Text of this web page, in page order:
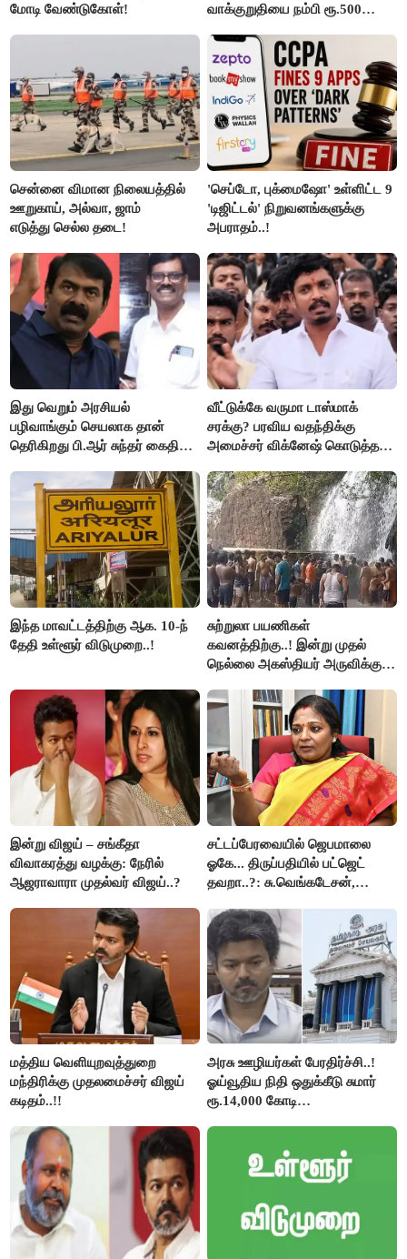
மோடி வேண்டுகோள்!
வாக்குறுதியை நம்பி ரூ.500
மக்கள்!
சென்னை விமான நிலையத்தில்
ஊறுகாய், அல்வா, ஜாம்
எடுத்து செல்ல தடை!
'செப்டோ, புக்மைஷோ' உள்ளிட்ட 9
'டிஜிட்டல்' நிறுவனங்களுக்கு
அபராதம்..!
இது வெறும் அரசியல்
பழிவாங்கும் செயலாக தான்
தெரிகிறது பி.ஆர் சுந்தர் கைதிற்கு
வீட்டுக்கே வருமா டாஸ்மாக்
சரக்கு? பரவிய வதந்திக்கு
அமைச்சர் விக்னேஷ் கொடுத்த
இந்த மாவட்டத்திற்கு ஆக. 10-ந்
தேதி உள்ளூர் விடுமுறை..!
சுற்றுலா பயணிகள்
கவனத்திற்கு..! இன்று முதல்
நெல்லை அகஸ்தியர் அருவிக்கு
இன்று விஜய் – சங்கீதா
விவாகரத்து வழக்கு: நேரில்
ஆஜராவாரா முதல்வர் விஜய்..?
சட்டப்பேரவையில் ஜெபமாலை
ஓகே... திருப்பதியில் பட்ஜெட்
தவறா..?: சு.வெங்கடேசன்,
கேள்வி..!
மத்திய வெளியுறவுத்துறை
மந்திரிக்கு முதலமைச்சர் விஜய்
கடிதம்..!!
அரசு ஊழியர்கள் பேரதிர்ச்சி..!
ஓய்வூதிய நிதி ஒதுக்கீடு சுமார்
ரூ.14,000 கோடி